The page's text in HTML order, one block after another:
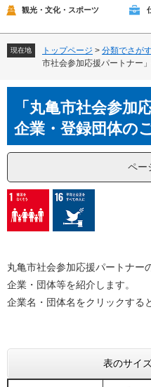
観光・文化・スポーツ
現在地 トップページ > 分類でさが
市社会参加応援パートナー
「丸亀市社会参加
企業・登録団体の
ペー
丸亀市社会参加応援パートナー
企業・団体等を紹介します。
企業名・団体名をクリックする
表のサイ